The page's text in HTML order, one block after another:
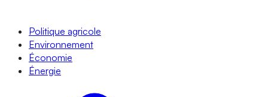
Politique agricole
Environnement
Économie
Énergie